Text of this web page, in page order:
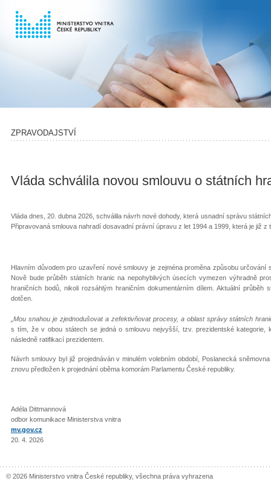
ZPRAVODAJSTVÍ
Vláda schválila novou smlouvu o státních
Vláda dnes, 20. dubna 2026, schválila návrh nové dohody, která usnadní správu
Připravovaná smlouva nahradí dosavadní právní úpravu z let 1994 a 1999, která je již
Hlavním důvodem pro uzavření nové smlouvy je zejména proměna způsobu
Nově bude průběh státních hranic na nepohyblivých úsecích vymezen výhradně
hraničních bodů, nikoli rozsáhlým hraničním dokumentárním dílem. Aktuální průběh
dotčen.
„Mou snahou je zjednodušovat a zefektivňovat procesy, a oblast správy státních
s tím, že v obou státech se jedná o smlouvu nejvyšší, tzv. prezidentské kategorie,
následně ratifikací prezidentem.
Návrh smlouvy byl již projednáván v minulém volebním období, Poslanecká
znovu předložen k projednání oběma komorám Parlamentu České republiky.
Adéla Dittmannová
odbor komunikace Ministerstva vnitra
mv.gov.cz
20. 4. 2026
© 2026 Ministerstvo vnitra České republiky, všechna práva vyhrazena